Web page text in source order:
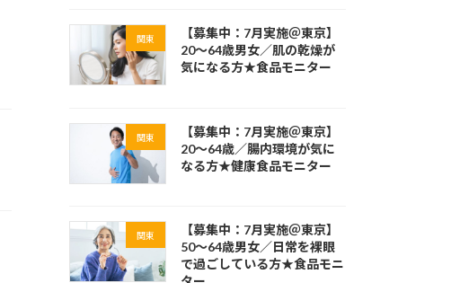
関東
【募集中：7月実施＠東京】
20～64歳男女／肌の乾燥が
気になる方★食品モニター
関東
【募集中：7月実施＠東京】
20～64歳／腸内環境が気に
なる方★健康食品モニター
関東
【募集中：7月実施＠東京】
50～64歳男女／日常を裸眼
で過ごしている方★食品モニ